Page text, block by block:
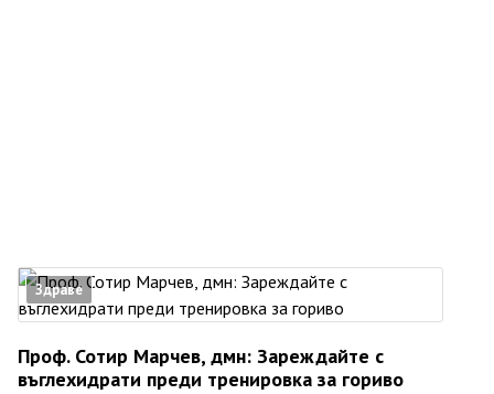
Здраве
Проф. Сотир Марчев, дмн: Зареждайте с
въглехидрати преди тренировка за гориво